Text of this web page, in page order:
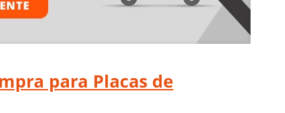
para Placas de